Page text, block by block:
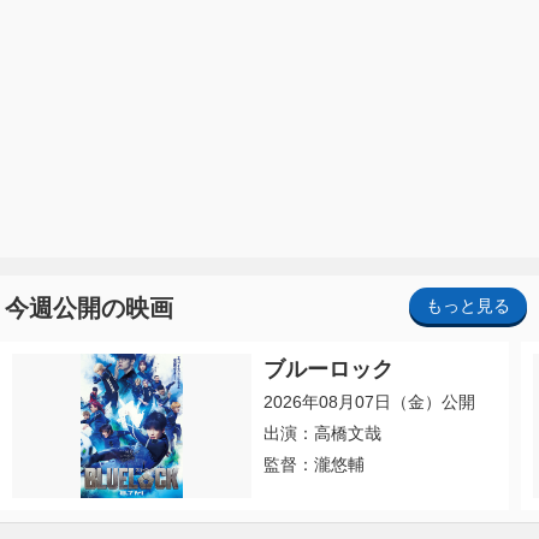
今週公開の映画 もっと見る
ブルーロック
2026年08月07日（金）公開
出演：高橋文哉
監督：瀧悠輔